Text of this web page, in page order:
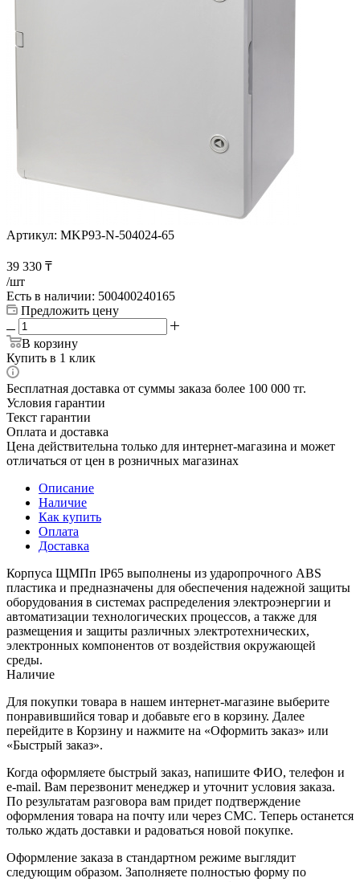
Артикул: MKP93-N-504024-65
39 330 ₸
/шт
Есть в наличии: 500400240165
Предложить цену
В корзину
Купить в 1 клик
Бесплатная доставка от суммы заказа более 100 000 тг.
Условия гарантии
Текст гарантии
Оплата и доставка
Цена действительна только для интернет-магазина и может
отличаться от цен в розничных магазинах
Описание
Наличие
Как купить
Оплата
Доставка
Корпуса ЩМПп IP65 выполнены из ударопрочного ABS
пластика и предназначены для обеспечения надежной защиты
оборудования в системах распределения электроэнергии и
автоматизации технологических процессов, а также для
размещения и защиты различных электротехнических,
электронных компонентов от воздействия окружающей
среды.
Наличие
Для покупки товара в нашем интернет-магазине выберите
понравившийся товар и добавьте его в корзину. Далее
перейдите в Корзину и нажмите на «Оформить заказ» или
«Быстрый заказ».
Когда оформляете быстрый заказ, напишите ФИО, телефон и
e-mail. Вам перезвонит менеджер и уточнит условия заказа.
По результатам разговора вам придет подтверждение
оформления товара на почту или через СМС. Теперь останется
только ждать доставки и радоваться новой покупке.
Оформление заказа в стандартном режиме выглядит
следующим образом. Заполняете полностью форму по